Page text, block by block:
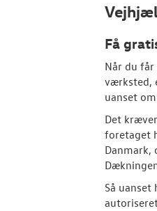
Få
Når du
værksted,
uanset
Det
foretaget
Danmark,
Så